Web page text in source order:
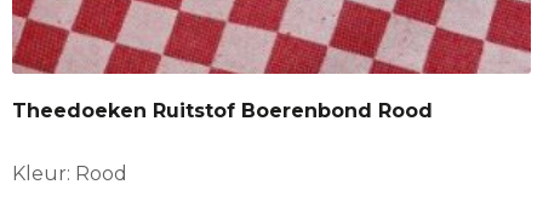
Theedoeken Ruitstof Boerenbond Rood
Kleur: Rood